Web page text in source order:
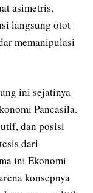
asimetris,
langsung otot
memanipulasi
ini sejatinya
Pancasila.
dan posisi
dari
ini Ekonomi
konsepnya